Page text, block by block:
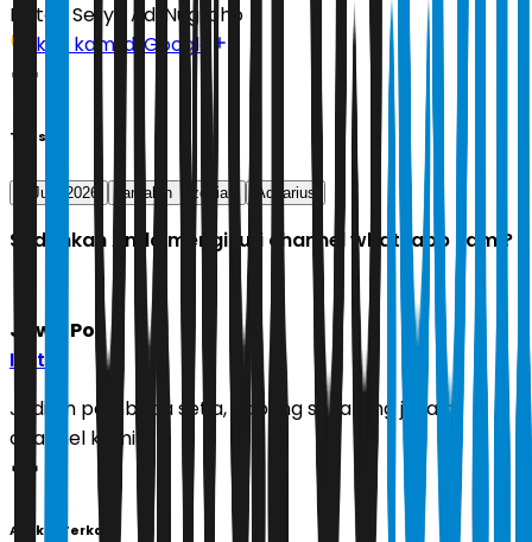
Editor: Setyo Adi Nugroho
Ikuti kami di Google
Tags
9 Juni 2026 ramalan zodiak Aquarius
Sudahkah Anda mengikuti channel whatsapp kami?
Jawa Pos
Ikuti
Jadilah pembaca setia, gabung sekarang juga di
channel kami!
Artikel Terkait